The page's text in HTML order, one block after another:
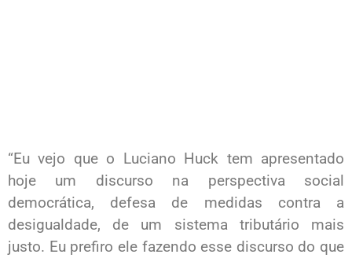
“Eu vejo que o Luciano Huck tem apresentado
hoje um discurso na perspectiva social
democrática, defesa de medidas contra a
desigualdade, de um sistema tributário mais
justo. Eu prefiro ele fazendo esse discurso do que